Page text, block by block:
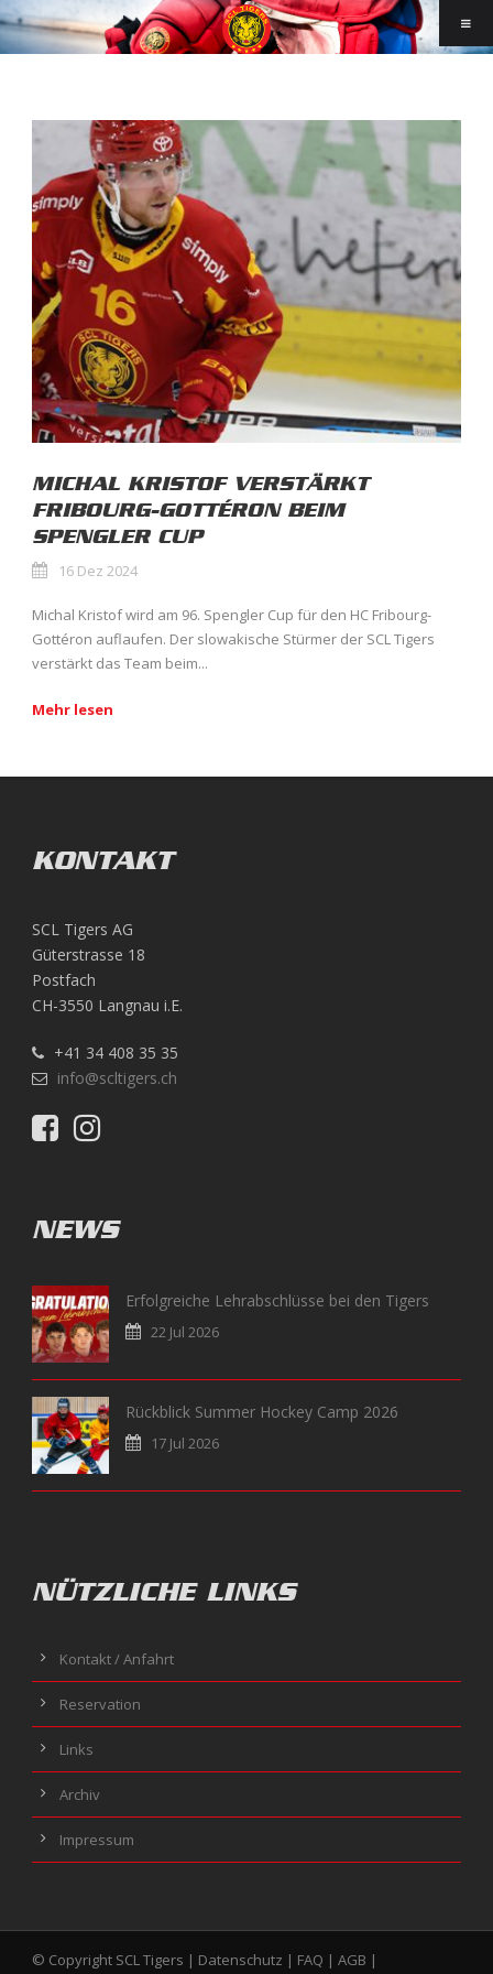
MICHAL KRISTOF VERSTÄRKT
FRIBOURG-GOTTÉRON BEIM
SPENGLER CUP
16 Dez 2024
Michal Kristof wird am 96. Spengler Cup für den HC Fribourg-
Gottéron auflaufen. Der slowakische Stürmer der SCL Tigers
verstärkt das Team beim...
Mehr lesen
KONTAKT
SCL Tigers AG
Güterstrasse 18
Postfach
CH-3550 Langnau i.E.
+41 34 408 35 35
info@scltigers.ch
NEWS
Erfolgreiche Lehrabschlüsse bei den Tigers
22 Jul 2026
Rückblick Summer Hockey Camp 2026
17 Jul 2026
NÜTZLICHE LINKS
Kontakt / Anfahrt
Reservation
Links
Archiv
Impressum
© Copyright SCL Tigers | Datenschutz | FAQ | AGB |